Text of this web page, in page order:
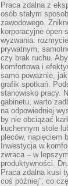
Praca zdalna z
osób stałym
zawodowego.
korporacyjne open
wyzwania:
prywatnym,
czy brak ruchu.
komfortowa i
samo poważnie,
grafik spotkań.
stanowisko pracy.
gabinetu, warto
na odpowiedniej
by nie obciążać
kuchennym stole
pleców, napięciem
Inwestycja w
zwraca – w
produktywności.
Praca zdalna kusi
coś później”, co